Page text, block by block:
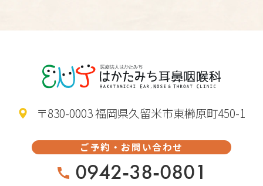
〒830-0003 福岡県久留米市東櫛原町450-1
ご予約・お問い合わせ
0942-38-0801